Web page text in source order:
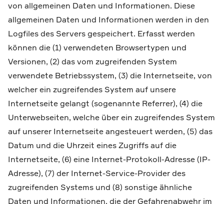
von allgemeinen Daten und Informationen. Diese
allgemeinen Daten und Informationen werden in den
Logfiles des Servers gespeichert. Erfasst werden
können die (1) verwendeten Browsertypen und
Versionen, (2) das vom zugreifenden System
verwendete Betriebssystem, (3) die Internetseite, von
welcher ein zugreifendes System auf unsere
Internetseite gelangt (sogenannte Referrer), (4) die
Unterwebseiten, welche über ein zugreifendes System
auf unserer Internetseite angesteuert werden, (5) das
Datum und die Uhrzeit eines Zugriffs auf die
Internetseite, (6) eine Internet-Protokoll-Adresse (IP-
Adresse), (7) der Internet-Service-Provider des
zugreifenden Systems und (8) sonstige ähnliche
Daten und Informationen, die der Gefahrenabwehr im